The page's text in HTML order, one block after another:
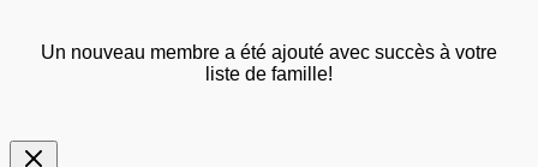
Un nouveau membre a été ajouté avec succès à votre
liste de famille!